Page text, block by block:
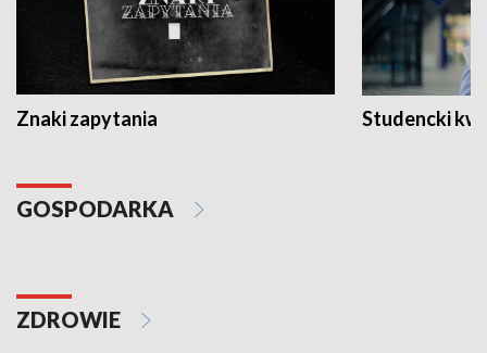
Znaki zapytania Studencki
GOSPODARKA
ZDROWIE